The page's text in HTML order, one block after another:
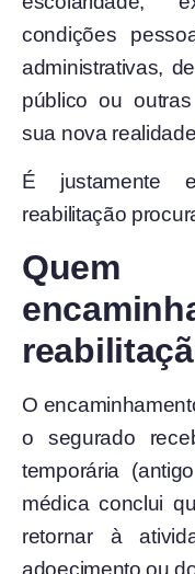
condições
administrativas,
público ou
sua nova
É justamente
reabilitação
O
o segurado
temporária
médica conclui
retornar à